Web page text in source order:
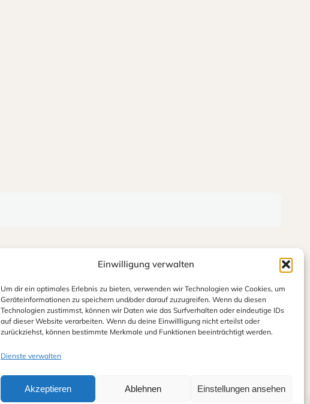
Einwilligung verwalten
Um dir ein optimales Erlebnis zu bieten, verwenden wir Technologien wie Cookies, um
Geräteinformationen zu speichern und/oder darauf zuzugreifen. Wenn du diesen
Technologien zustimmst, können wir Daten wie das Surfverhalten oder eindeutige IDs
auf dieser Website verarbeiten. Wenn du deine Einwillligung nicht erteilst oder
zurückziehst, können bestimmte Merkmale und Funktionen beeinträchtigt werden.
Dienste verwalten
Akzeptieren Ablehnen Einstellungen ansehen